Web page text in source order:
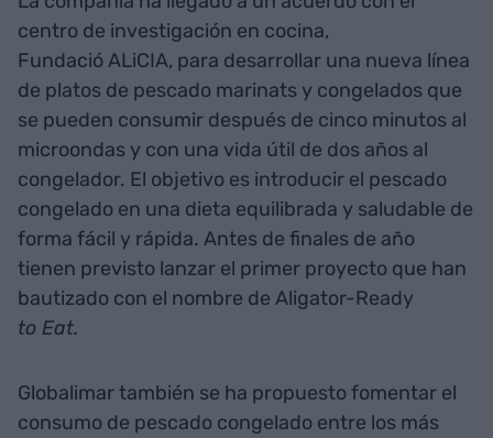
centro de investigación en cocina,
Fundació ALiCIA, para desarrollar una nueva línea
de platos de pescado marinats y congelados que
se pueden consumir después de cinco minutos al
microondas y con una vida útil de dos años al
congelador. El objetivo es introducir el pescado
congelado en una dieta equilibrada y saludable de
forma fácil y rápida. Antes de finales de año
tienen previsto lanzar el primer proyecto que han
bautizado con el nombre de Aligator-Ready
to Eat.
Globalimar también se ha propuesto fomentar el
consumo de pescado congelado entre los más